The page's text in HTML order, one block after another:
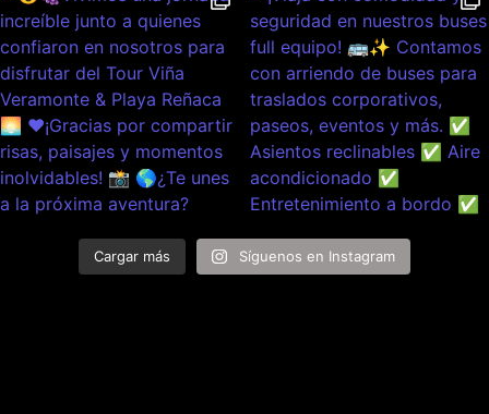
Cargar más Síguenos en Instagram